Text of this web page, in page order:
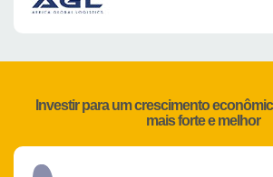
Investir para um crescimento
mais forte e melhor